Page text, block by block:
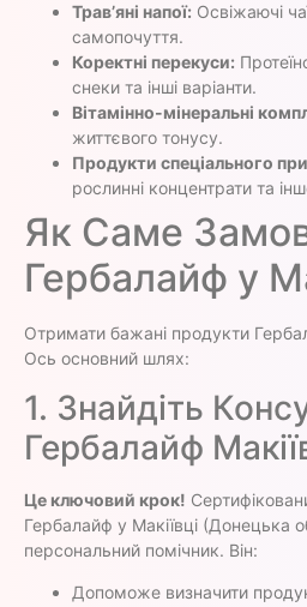
Трав’яні напої: Освіжаючі
самопочуття.
Коректні перекуси:
снеки та інші варіанти.
Вітамінно-мінеральні
життєвого тонусу.
Продукти спеціального
рослинні концентрати та
Як Саме
Гербалайф у
Отримати бажані продукти
Ось основний шлях:
1. Знайдіть
Гербалайф
Це ключовий крок!
Гербалайф у Макіївці (Донецька
персональний помічник. Він:
Допоможе визначити